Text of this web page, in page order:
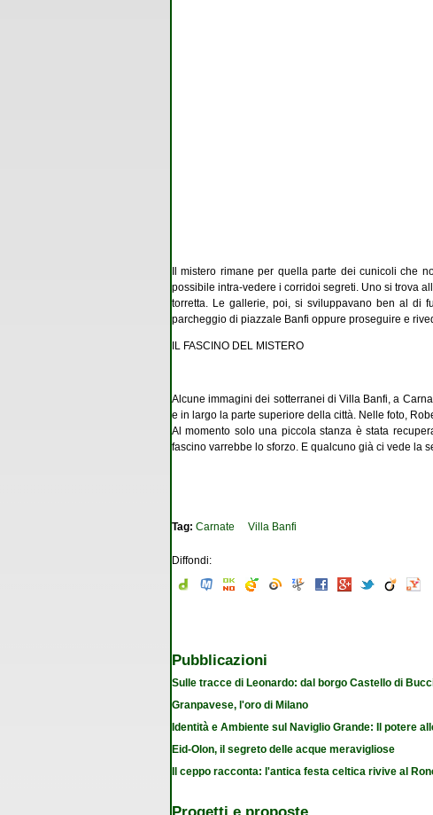
Il mistero rimane per quella parte dei cunicoli che
possibile intra-vedere i corridoi segreti. Uno si trova
torretta. Le gallerie, poi, si sviluppavano ben al di
parcheggio di piazzale Banfi oppure proseguire e
IL FASCINO DEL MISTERO
Alcune immagini dei sotterranei di Villa Banfi, a
e in largo la parte superiore della città. Nelle foto,
Al momento solo una piccola stanza è stata
fascino varrebbe lo sforzo. E qualcuno già ci vede la
Tag: Carnate Villa Banfi
Diffondi:
Pubblicazioni
Sulle tracce di Leonardo: dal borgo Castello di
Granpavese, l'oro di Milano
Identità e Ambiente sul Naviglio Grande: Il potere
Eid-Olon, il segreto delle acque meravigliose
Il ceppo racconta: l'antica festa celtica rivive al
Progetti e proposte